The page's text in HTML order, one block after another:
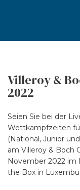
Villeroy &
2022
Seien Sie bei der
Wettkampfzeiten
(National, Junior
am Villeroy & Boch
November 2022 im
the Box in